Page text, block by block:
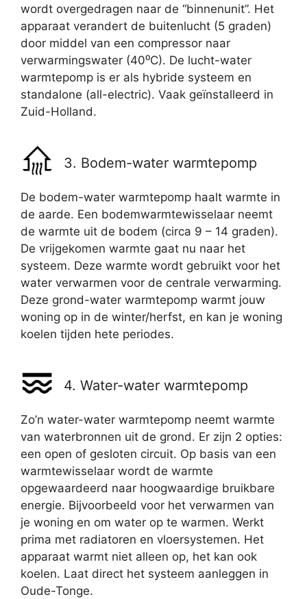
wordt overgedragen naar de “binnenunit”. Het
apparaat verandert de buitenlucht (5 graden)
door middel van een compressor naar
verwarmingswater (40⁰C). De lucht-water
warmtepomp is er als hybride systeem en
standalone (all-electric). Vaak geïnstalleerd in
Zuid-Holland.
3. Bodem-water warmtepomp
De bodem-water warmtepomp haalt warmte in
de aarde. Een bodemwarmtewisselaar neemt
de warmte uit de bodem (circa 9 – 14 graden).
De vrijgekomen warmte gaat nu naar het
systeem. Deze warmte wordt gebruikt voor het
water verwarmen voor de centrale verwarming.
Deze grond-water warmtepomp warmt jouw
woning op in de winter/herfst, en kan je woning
koelen tijden hete periodes.
4. Water-water warmtepomp
Zo’n water-water warmtepomp neemt warmte
van waterbronnen uit de grond. Er zijn 2 opties:
een open of gesloten circuit. Op basis van een
warmtewisselaar wordt de warmte
opgewaardeerd naar hoogwaardige bruikbare
energie. Bijvoorbeeld voor het verwarmen van
je woning en om water op te warmen. Werkt
prima met radiatoren en vloersystemen. Het
apparaat warmt niet alleen op, het kan ook
koelen. Laat direct het systeem aanleggen in
Oude-Tonge.